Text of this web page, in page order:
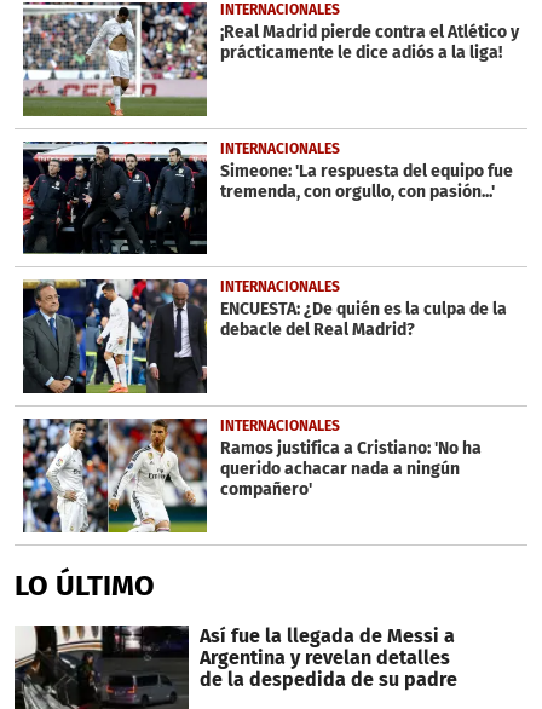
INTERNACIONALES
¡Real Madrid pierde contra el Atlético y
prácticamente le dice adiós a la liga!
INTERNACIONALES
Simeone: 'La respuesta del equipo fue
tremenda, con orgullo, con pasión...'
INTERNACIONALES
ENCUESTA: ¿De quién es la culpa de la
debacle del Real Madrid?
INTERNACIONALES
Ramos justifica a Cristiano: 'No ha
querido achacar nada a ningún
compañero'
LO ÚLTIMO
Así fue la llegada de Messi a
Argentina y revelan detalles
de la despedida de su padre